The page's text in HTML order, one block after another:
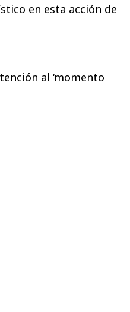
en esta acción de
al ‘momento